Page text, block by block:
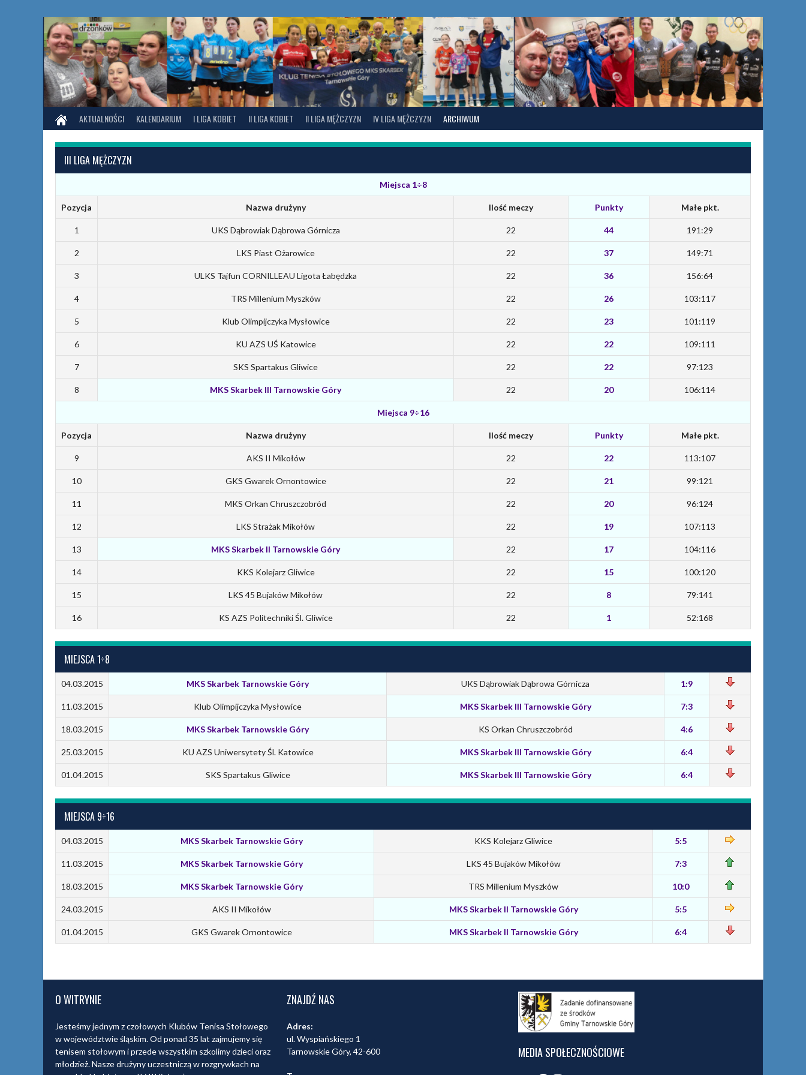
STRONA
GŁÓWNA
AKTUALNOŚCI KALENDARIUM I LIGA KOBIET II LIGA KOBIET II LIGA MĘŻCZYZN IV LIGA MĘŻCZYZN ARCHIWUM
III LIGA MĘŻCZYZN
Miejsca 1÷8
Pozycja Nazwa drużyny Ilość meczy Punkty Małe pkt.
1 UKS Dąbrowiak Dąbrowa Górnicza 22 44 191:29
2 LKS Piast Ożarowice 22 37 149:71
3 ULKS Tajfun CORNILLEAU Ligota Łabędzka 22 36 156:64
4 TRS Millenium Myszków 22 26 103:117
5 Klub Olimpijczyka Mysłowice 22 23 101:119
6 KU AZS UŚ Katowice 22 22 109:111
7 SKS Spartakus Gliwice 22 22 97:123
8 MKS Skarbek III Tarnowskie Góry 22 20 106:114
Miejsca 9÷16
Pozycja Nazwa drużyny Ilość meczy Punkty Małe pkt.
9 AKS II Mikołów 22 22 113:107
10 GKS Gwarek Ornontowice 22 21 99:121
11 MKS Orkan Chruszczobród 22 20 96:124
12 LKS Strażak Mikołów 22 19 107:113
13 MKS Skarbek II Tarnowskie Góry 22 17 104:116
14 KKS Kolejarz Gliwice 22 15 100:120
15 LKS 45 Bujaków Mikołów 22 8 79:141
16 KS AZS Politechniki Śl. Gliwice 22 1 52:168
MIEJSCA 1÷8
04.03.2015 MKS Skarbek Tarnowskie Góry UKS Dąbrowiak Dąbrowa Górnicza 1:9
11.03.2015 Klub Olimpijczyka Mysłowice MKS Skarbek III Tarnowskie Góry 7:3
18.03.2015 MKS Skarbek Tarnowskie Góry KS Orkan Chruszczobród 4:6
25.03.2015 KU AZS Uniwersytety Śl. Katowice MKS Skarbek III Tarnowskie Góry 6:4
01.04.2015 SKS Spartakus Gliwice MKS Skarbek III Tarnowskie Góry 6:4
MIEJSCA 9÷16
04.03.2015 MKS Skarbek Tarnowskie Góry KKS Kolejarz Gliwice 5:5
11.03.2015 MKS Skarbek Tarnowskie Góry LKS 45 Bujaków Mikołów 7:3
18.03.2015 MKS Skarbek Tarnowskie Góry TRS Millenium Myszków 10:0
24.03.2015 AKS II Mikołów MKS Skarbek II Tarnowskie Góry 5:5
01.04.2015 GKS Gwarek Ornontowice MKS Skarbek II Tarnowskie Góry 6:4
O WITRYNIE
Jesteśmy jednym z czołowych Klubów Tenisa Stołowego
w województwie śląskim. Od ponad 35 lat zajmujemy się
tenisem stołowym i przede wszystkim szkolimy dzieci oraz
młodzież. Nasze drużyny uczestniczą w rozgrywkach na
ZNAJDŹ NAS
Adres:
ul. Wyspiańskiego 1
Tarnowskie Góry, 42-600
MEDIA SPOŁECZNOŚCIOWE